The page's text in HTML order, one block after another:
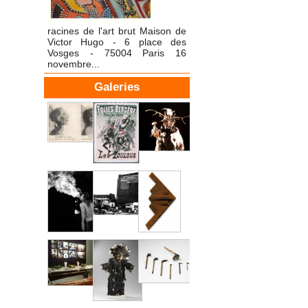
racines de l'art brut Maison de
Victor Hugo - 6 place des
Vosges - 75004 Paris 16
novembre...
Galeries